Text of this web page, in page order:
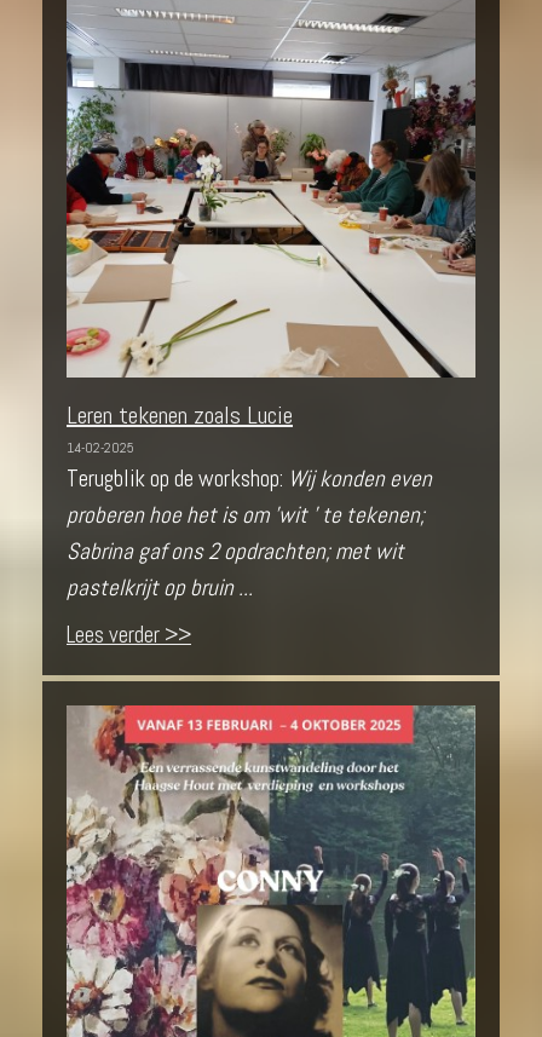
Leren tekenen zoals Lucie
14-02-2025
Terugblik op de workshop: Wij konden even
proberen hoe het is om 'wit ' te tekenen;
Sabrina gaf ons 2 opdrachten; met wit
pastelkrijt op bruin ...
Lees verder >>